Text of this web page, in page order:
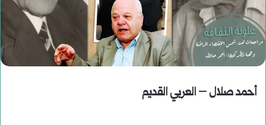
أحمد صلال – العربي القديم